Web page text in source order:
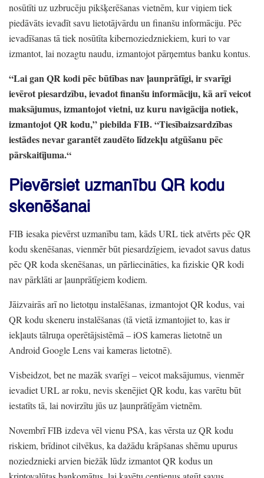
nosūtīti uz uzbrucēju pikšķerēšanas vietnēm, kur viņiem tiek
piedāvāts ievadīt savu lietotājvārdu un finanšu informāciju. Pēc
ievadīšanas tā tiek nosūtīta kibernoziedzniekiem, kuri to var
izmantot, lai nozagtu naudu, izmantojot pārņemtus banku kontus.
“Lai gan QR kodi pēc būtības nav ļaunprātīgi,ir svarīgi
ievērot piesardzību,ievadot finanšu informāciju,kā arī veicot
maksājumus,izmantojot vietni,uz kuru navigācija notiek,
izmantojot QR kodu,” piebilda FIB.“Tiesībaizsardzības
iestādes nevar garantēt zaudēto līdzekļu atgūšanu pēc
pārskaitījuma.“
Pievērsiet uzmanību QR kodu
skenēšanai
FIB iesaka pievērst uzmanību tam, kāds URL tiek atvērts pēc QR
kodu skenēšanas, vienmēr būt piesardzīgiem, ievadot savus datus
pēc QR koda skenēšanas, un pārliecināties, ka fiziskie QR kodi
nav pārklāti ar ļaunprātīgiem kodiem.
Jāizvairās arī no lietotņu instalēšanas, izmantojot QR kodus, vai
QR kodu skeneru instalēšanas(tā vietā izmantojiet to, kas ir
iekļauts tālruņa operētājsistēmā– iOS kameras lietotnē un
Android Google Lens vai kameras lietotnē).
Visbeidzot, bet ne mazāk svarīgi– veicot maksājumus, vienmēr
ievadiet URL ar roku, nevis skenējiet QR kodu, kas varētu būt
iestatīts tā, lai novirzītu jūs uz ļaunprātīgām vietnēm.
Novembrī FIB izdeva vēl vienu PSA, kas vērsta uz QR kodu
riskiem, brīdinot cilvēkus, ka dažādu krāpšanas shēmu upurus
noziedznieki arvien biežāk lūdz izmantot QR kodus un